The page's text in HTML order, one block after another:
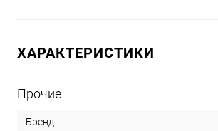
ХАРАКТЕРИСТИКИ
Прочие
Бренд